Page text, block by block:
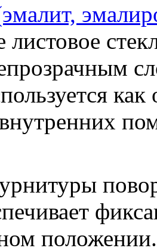
листовое
положении.